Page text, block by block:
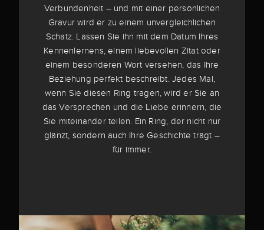
Verbundenheit – und mit einer persönlichen
Gravur wird er zu einem unvergleichlichen
Schatz. Lassen Sie ihn mit dem Datum Ihres
Kennenlernens, einem liebevollen Zitat oder
einem besonderen Wort versehen, das Ihre
Beziehung perfekt beschreibt. Jedes Mal,
wenn Sie diesen Ring tragen, wird er Sie an
das Versprechen und die Liebe erinnern, die
Sie miteinander teilen. Ein Ring, der nicht nur
glänzt, sondern auch Ihre Geschichte trägt –
für immer.